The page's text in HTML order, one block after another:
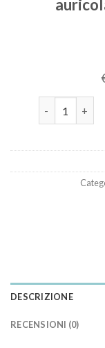
DESCRIZIONE
RECENSIONI (0)